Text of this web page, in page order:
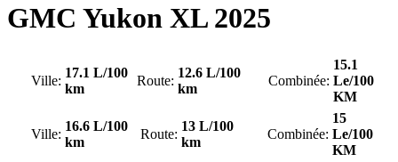
GMC Yukon XL 2025
Ville:
17.1 L/100
km
Route:
12.6 L/100
km
Combinée:
15.1
Le/100
KM
Ville:
16.6 L/100
km
Route:
13 L/100
km
Combinée:
15
Le/100
KM